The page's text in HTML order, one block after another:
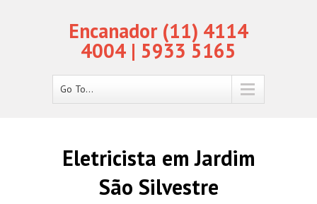
Encanador (11) 4114
4004 | 5933 5165
Go To...
Eletricista em Jardim
São Silvestre